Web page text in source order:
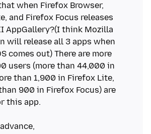
when Firefox Browser,
and Firefox Focus releases
AppGallery?(I think Mozilla
will release all 3 apps when
comes out) There are more
users (more than 44,000 in
than 1,900 in Firefox Lite,
900 in Firefox Focus) are
this app.